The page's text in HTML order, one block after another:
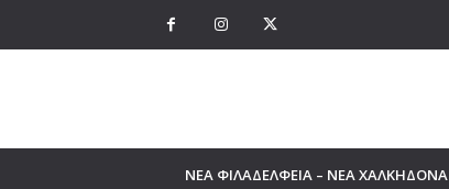
ΝΕΑ ΦΙΛΑΔΕΛΦΕΙΑ – ΝΕΑ ΧΑΛΚΗΔΟΝΑ